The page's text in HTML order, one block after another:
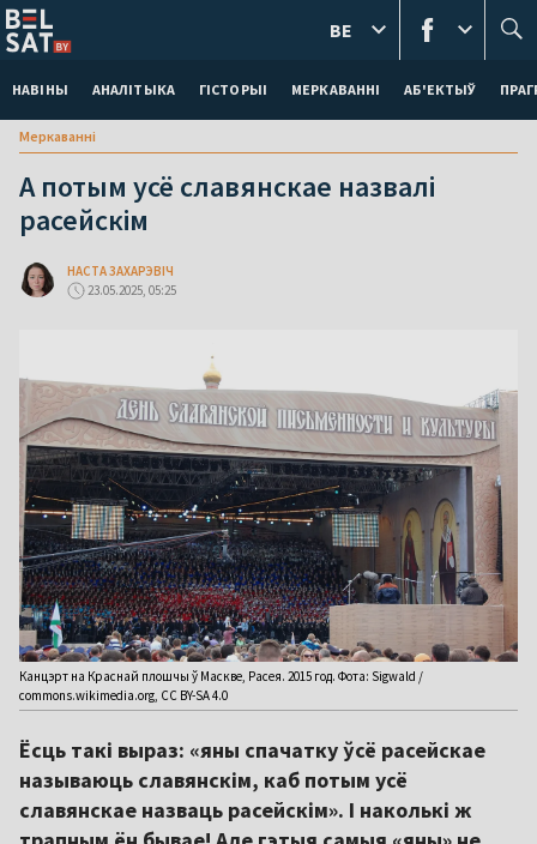
НАВІНЫ АНАЛІТЫКА ГІСТОРЫІ МЕРКАВАННI АБ'ЕКТЫЎ
BE
Меркаваннi
А потым усё славянскае назвалі
расейскім
НАСТА ЗАХАРЭВІЧ
23.05.2025, 05:25
Канцэрт на Краснай плошчы ў Маскве, Расея. 2015 год. Фота: Sigwald /
commons.wikimedia.org, CC BY-SA 4.0
Ёсць такі выраз: «яны спачатку ўсё расейскае
называюць славянскім, каб потым усё
славянскае назваць расейскім». І наколькі ж